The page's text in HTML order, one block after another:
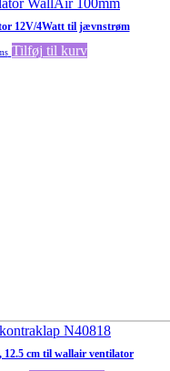
12V/4Watt til jævnstrøm
Tilføj til kurv
cm til wallair ventilator